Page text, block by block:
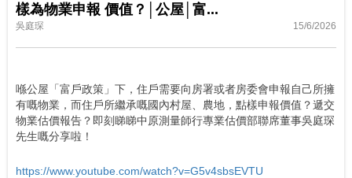
樣為物業申報 價值？│公屋│富...
吳庭琛 15/6/2026
喺公屋「富戶政策」下，住戶需要向房署或者房委會申報自己所擁
有嘅物業，而住戶所繼承嘅國內村屋、農地，點樣申報價值？遞交
物業估價報告？即刻睇睇中原測量師行專業估價部聯席董事吳庭琛
先生嘅分享啦！
https://www.youtube.com/watch?v=G5v4sbsEVTU